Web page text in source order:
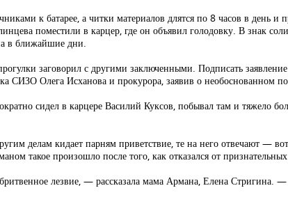
к батарее, а читки материалов длятся по 8 часов в день и
поместили в карцер, где он объявил голодовку. В знак
в ближайшие дни.
заговорил с другими заключенными. Подписать
СИЗО Олега Исханова и прокурора, заявив о необоснованном
сидел в карцере Василий Куксов, побывал там и тяжело
делам кидает парням приветствие, те на него отвечают —
такое произошло после того, как отказался от
лезвие, — рассказала мама Армана, Елена Стригина.